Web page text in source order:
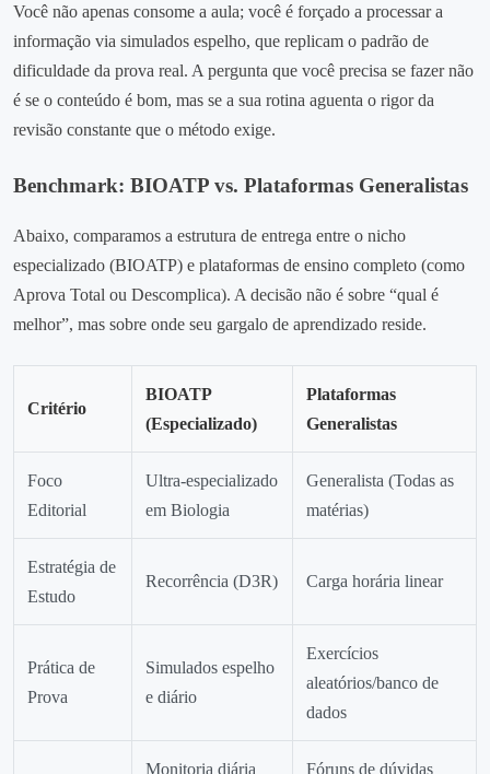
Você não apenas consome a aula; você é forçado a processar a
informação via simulados espelho, que replicam o padrão de
dificuldade da prova real. A pergunta que você precisa se fazer não
é se o conteúdo é bom, mas se a sua rotina aguenta o rigor da
revisão constante que o método exige.
Benchmark: BIOATP vs. Plataformas Generalistas
Abaixo, comparamos a estrutura de entrega entre o nicho
especializado (BIOATP) e plataformas de ensino completo (como
Aprova Total ou Descomplica). A decisão não é sobre “qual é
melhor”, mas sobre onde seu gargalo de aprendizado reside.
Critério
BIOATP
(Especializado)
Plataformas
Generalistas
Foco
Editorial
Ultra-especializado
em Biologia
Generalista (Todas as
matérias)
Estratégia de
Estudo
Recorrência (D3R) Carga horária linear
Prática de
Prova
Simulados espelho
e diário
Exercícios
aleatórios/banco de
dados
Monitoria diária
Fóruns de dúvidas